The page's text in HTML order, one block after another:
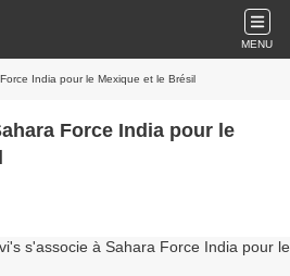
MENU
India pour le Mexique et le Brésil
Force India pour le